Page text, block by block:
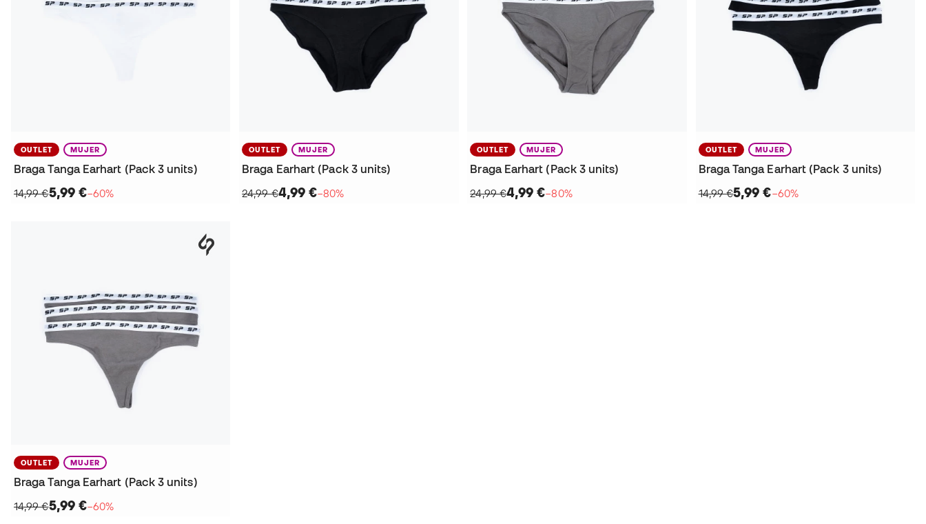
OUTLET MUJER
Braga Tanga Earhart (Pack 3 units)
14,99 €5,99 €−60%
OUTLET MUJER
Braga Earhart (Pack 3 units)
24,99 €4,99 €−80%
OUTLET MUJER
Braga Earhart (Pack 3 units)
24,99 €4,99 €−80%
OUTLET MUJER
Braga Tanga Earhart (Pack 3 units)
14,99 €5,99 €−60%
OUTLET MUJER
Braga Tanga Earhart (Pack 3 units)
14,99 €5,99 €−60%